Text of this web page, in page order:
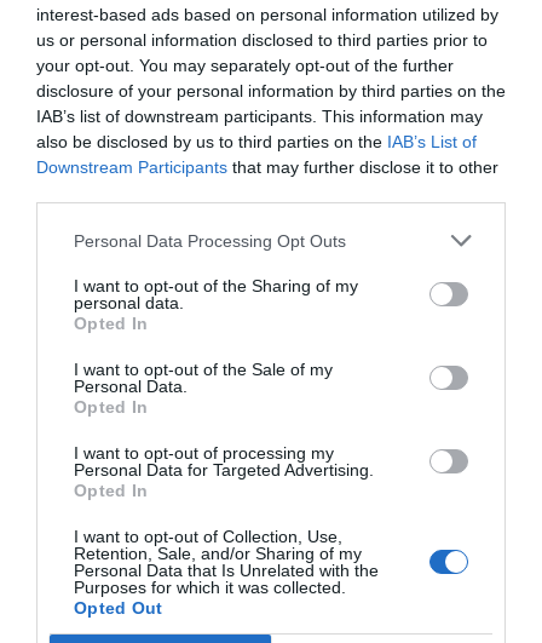
interest-based ads based on personal information utilized by
us or personal information disclosed to third parties prior to
your opt-out. You may separately opt-out of the further
disclosure of your personal information by third parties on the
IAB’s list of downstream participants. This information may
also be disclosed by us to third parties on the IAB’s List of
Downstream Participants that may further disclose it to other
Personal Data Processing Opt Outs
I want to opt-out of the Sharing of my
personal data.
Opted In
I want to opt-out of the Sale of my
Personal Data.
Opted In
I want to opt-out of processing my
Personal Data for Targeted Advertising.
Opted In
I want to opt-out of Collection, Use,
Retention, Sale, and/or Sharing of my
Personal Data that Is Unrelated with the
Purposes for which it was collected.
Opted Out
Υ.Σ:…Η θάλασσα δεν μιλά.Θυμάται.
Κάτω από τα νερά της Εύβοιας, εκεί όπου ο χρόνος κυλά
κόπηκε, είναι ονόματα που δεν πρόλαβαν να ειπωθούν, είναι
ταξίδια που έμειναν μισά. Είναι μια Ελλάδα που έβγαινε από
τον πόλεμο κουρασμένη, πληγωμένη, και πλήρωσε ξανά – αυτή
τη φορά χωρίς εχθρό ορατό.
Τη νύχτα εκείνη, άνθρωποι δεν πνίγηκαν μόνο στο νερό.
Πνίγηκαν στην αμέλεια, στη βιασύνη, στη σιωπή. Και η
θάλασσα, πιστή στο αρχαίο της χρέος, τους πήρε μέσα της όχι